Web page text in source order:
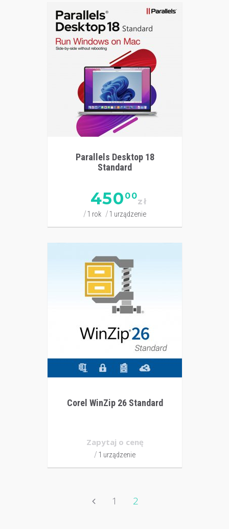
Parallels Desktop 18
Standard
450 00
zł
1 rok 1 urządzenie
Corel WinZip 26 Standard
Zapytaj o cenę
1 urządzenie
1 2